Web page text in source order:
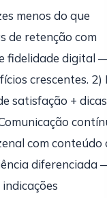
menos do que
de retenção com
fidelidade digital
crescentes. 2)
satisfação +
com conteúdo
diferenciada